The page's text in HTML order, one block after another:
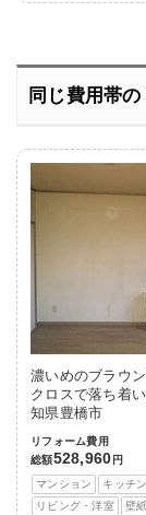
同じ費用帯
濃いめのブラウ
クロスで落ち着
知県豊橋市
リフォーム費用
総額528,960 円
マンション
キッチ
リビング・洋室
壁